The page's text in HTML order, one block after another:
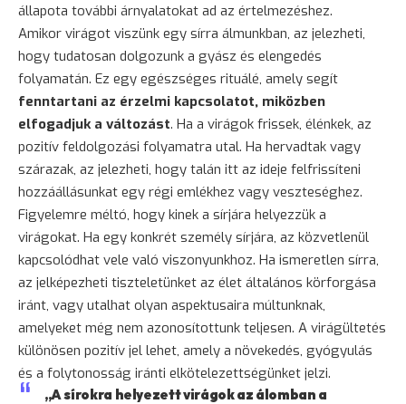
állapota további árnyalatokat ad az értelmezéshez.
Amikor virágot viszünk egy sírra álmunkban, az jelezheti,
hogy tudatosan dolgozunk a gyász és elengedés
folyamatán. Ez egy egészséges rituálé, amely segít
fenntartani az érzelmi kapcsolatot, miközben
elfogadjuk a változást. Ha a virágok frissek, élénkek, az
pozitív feldolgozási folyamatra utal. Ha hervadtak vagy
szárazak, az jelezheti, hogy talán itt az ideje felfrissíteni
hozzáállásunkat egy régi emlékhez vagy veszteséghez.
Figyelemre méltó, hogy kinek a sírjára helyezzük a
virágokat. Ha egy konkrét személy sírjára, az közvetlenül
kapcsolódhat vele való viszonyunkhoz. Ha ismeretlen sírra,
az jelképezheti tiszteletünket az élet általános körforgása
iránt, vagy utalhat olyan aspektusaira múltunknak,
amelyeket még nem azonosítottunk teljesen. A virágültetés
különösen pozitív jel lehet, amely a növekedés, gyógyulás
és a folytonosság iránti elkötelezettségünket jelzi.
„A sírokra helyezett virágok az álomban a